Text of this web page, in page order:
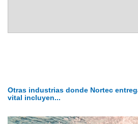
Otras industrias donde Nortec
vital incluyen...